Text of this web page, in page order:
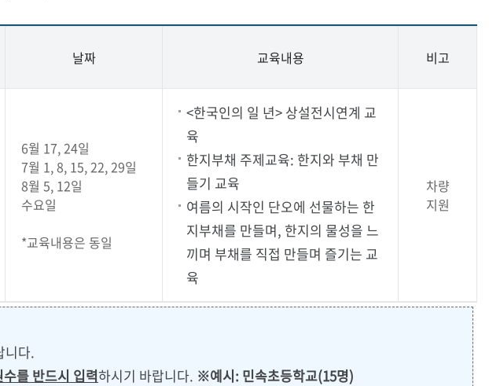
날짜 교육내용 비고
6월 17, 24일
7월 1, 8, 15, 22, 29일
8월 5, 12일
수요일
*교육내용은 동일
<한국인의 일 년> 상설전시연계 교
육
한지부채 주제교육: 한지와 부채 만
들기 교육
여름의 시작인 단오에 선물하는 한
지부채를 만들며, 한지의 물성을 느
끼며 부채를 직접 만들며 즐기는 교
육
차량
지원
니다.
를 반드시 입력하시기 바랍니다. ※예시: 민속초등학교(15명)